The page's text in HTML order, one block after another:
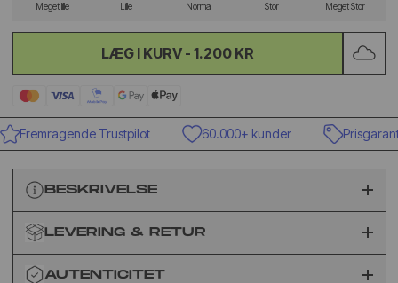
Meget lille Lille Normal Stor Meget Stor
LÆG I KURV - 1.200 KR
Fremragende Trustpilot 60.000+ kunder Prisgaranti
BESKRIVELSE
LEVERING & RETUR
AUTENTICITET